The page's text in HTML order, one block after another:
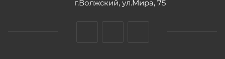
г.Волжский, ул.Мира, 75